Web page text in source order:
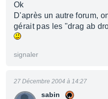
Ok
D'après un autre forum,
gérait pas les "drag ab
signaler
sabin
27 Décembre 2004 à 14:27